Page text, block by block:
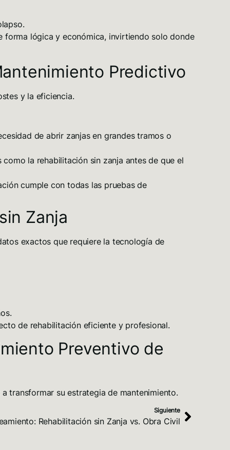
forma lógica y económica, invirtiendo solo donde
Predictivo
y la eficiencia.
de abrir zanjas en grandes tramos o
como la rehabilitación sin zanja antes de que el
cumple con todas las pruebas de
Zanja
exactos que requiere la tecnología de
de rehabilitación eficiente y profesional.
Preventivo de
transformar su estrategia de mantenimiento.
Siguiente
Rehabilitación sin Zanja vs. Obra Civil